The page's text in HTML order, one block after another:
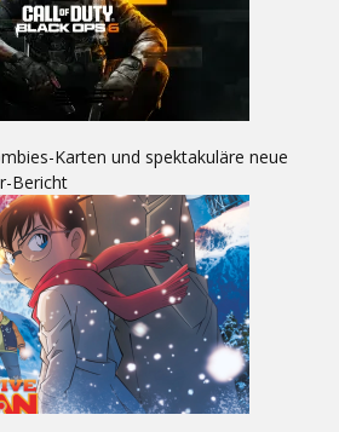
Karten und spektakuläre neue
Bericht